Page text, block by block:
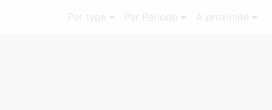
Par type Par Période A proximité